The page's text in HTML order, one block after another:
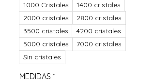
1000 Cristales
1400 cristales
2000 cristales
2800 cristales
3500 cristales
4200 cristales
5000 cristales
7000 cristales
Sin cristales
MEDIDAS *